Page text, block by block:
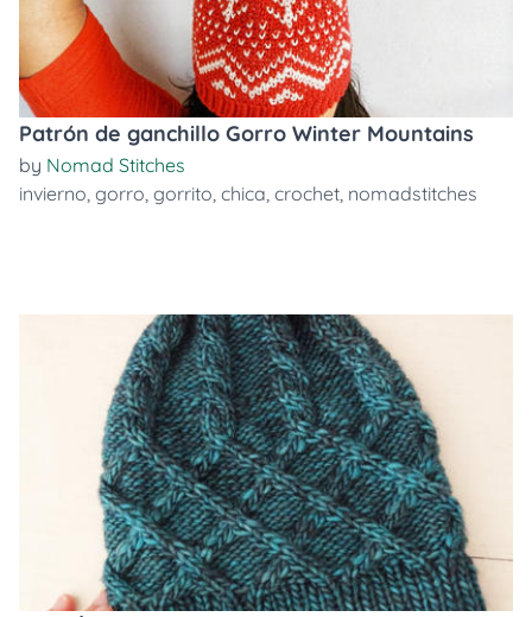
Patrón de ganchillo Gorro Winter Mountains
by Nomad Stitches
invierno, gorro, gorrito, chica, crochet, nomadstitches